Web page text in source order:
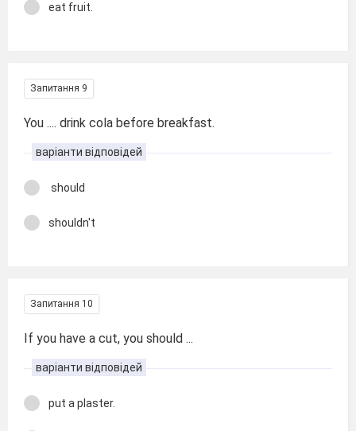
eat fruit.
Запитання 9
You .... drink cola before breakfast.
варіанти відповідей
should
shouldn't
Запитання 10
If you have a cut, you should ...
варіанти відповідей
put a plaster.